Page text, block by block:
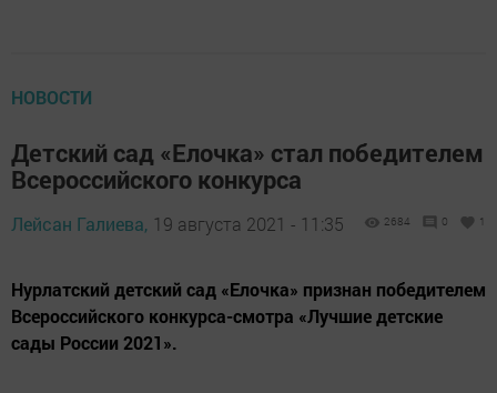
НОВОСТИ
Детский сад «Елочка» стал победителем
Всероссийского конкурса
Лейсан Галиева, 19 августа 2021 - 11:35 2684 0 1
​​​​​​​Нурлатский детский сад «Елочка» признан победителем
Всероссийского конкурса-смотра «Лучшие детские
сады России 2021».